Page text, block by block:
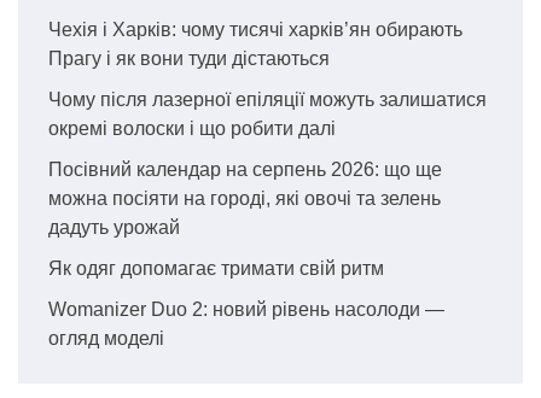
Чехія і Харків: чому тисячі харків’ян обирають
Прагу і як вони туди дістаються
Чому після лазерної епіляції можуть залишатися
окремі волоски і що робити далі
Посівний календар на серпень 2026: що ще
можна посіяти на городі, які овочі та зелень
дадуть урожай
Як одяг допомагає тримати свій ритм
Womanizer Duo 2: новий рівень насолоди —
огляд моделі